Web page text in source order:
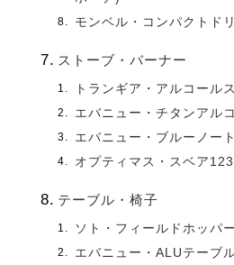
モンベル・コンパクトド
ストーブ・バーナー
トランギア・アルコール
エバニュー・チタンアル
エバニュー・ブルーノー
オプティマス・スベア
テーブル・椅子
ソト・フィールドホッパ
エバニュー・ALUテーブ